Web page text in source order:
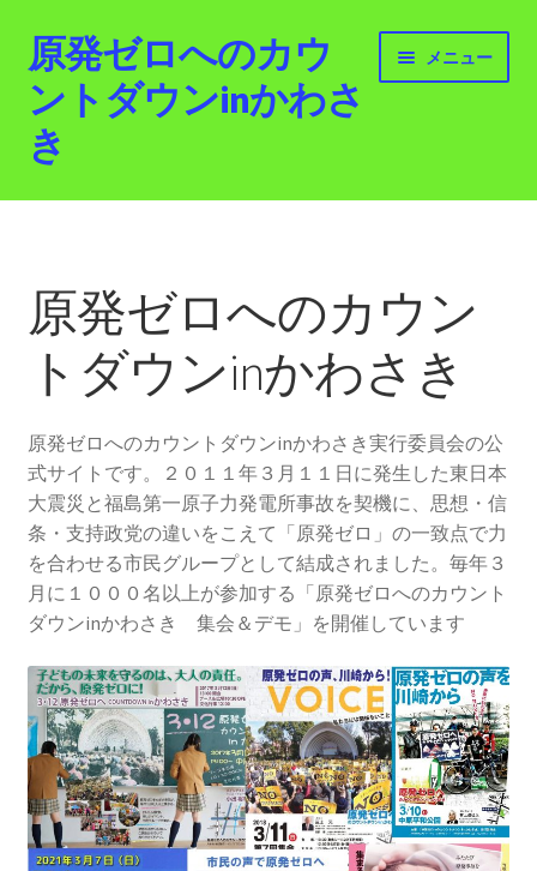
ナ
ビ
ゲ
ー
シ
キ
コ
ン
テ
ン
ツ
プ
原発ゼロへのカウ
ントダウンinかわさ
き
メニュー
ホーム
活動紹介
2012.3.11 「原発ゼロへのカウントダウンinかわさ
原発ゼロ金曜日行動 inかわさき
2013.3.10 第２回原発ゼロへのカウントダウンinかわ
さき 集会
2014.3.16 第３回原発ゼロへのカウントダウンinかわ
さき 集会
2014.10.13 「今こそ９条inかわさき」大集会 第二分
科会【原発は人権問題だ】 福島からの発言
2022.3.13 第11回原発ゼロへのカウントダウンinかわ
さき 集会
原発ゼロへのカウン
トダウンinかわさき
原発ゼロへのカウントダウンinかわさき実行委員会の公
式サイトです。２０１１年３月１１日に発生した東日本
大震災と福島第一原子力発電所事故を契機に、思想・信
条・支持政党の違いをこえて「原発ゼロ」の一致点で力
を合わせる市民グループとして結成されました。毎年３
月に１０００名以上が参加する「原発ゼロへのカウント
ダウンinかわさき 集会＆デモ」を開催しています